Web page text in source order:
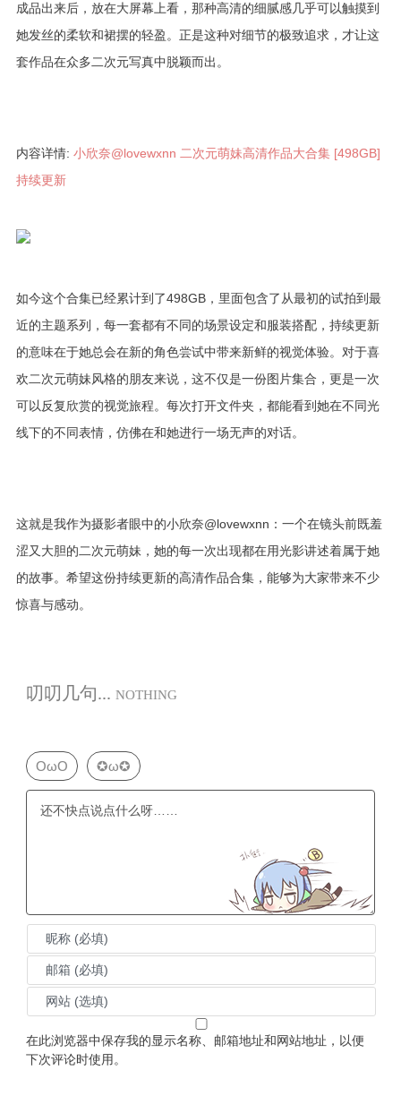
成品出来后，放在大屏幕上看，那种高清的细腻感几乎可以触摸到
她发丝的柔软和裙摆的轻盈。正是这种对细节的极致追求，才让这
套作品在众多二次元写真中脱颖而出。
内容详情: 小欣奈@lovewxnn 二次元萌妹高清作品大合集 [498GB]
持续更新
如今这个合集已经累计到了498GB，里面包含了从最初的试拍到最
近的主题系列，每一套都有不同的场景设定和服装搭配，持续更新
的意味在于她总会在新的角色尝试中带来新鲜的视觉体验。对于喜
欢二次元萌妹风格的朋友来说，这不仅是一份图片集合，更是一次
可以反复欣赏的视觉旅程。每次打开文件夹，都能看到她在不同光
线下的不同表情，仿佛在和她进行一场无声的对话。
这就是我作为摄影者眼中的小欣奈@lovewxnn：一个在镜头前既羞
涩又大胆的二次元萌妹，她的每一次出现都在用光影讲述着属于她
的故事。希望这份持续更新的高清作品合集，能够为大家带来不少
惊喜与感动。
叨叨几句... NOTHING
OωO ✪ω✪
在此浏览器中保存我的显示名称、邮箱地址和网站地址，以便
下次评论时使用。